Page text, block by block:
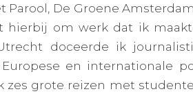
Parool, De Groene
hierbij om werk dat ik
doceerde ik
Europese en internationale
zes grote reizen met